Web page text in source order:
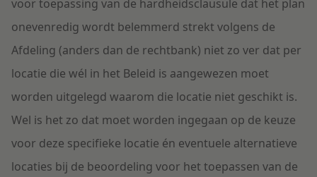
voor toepassing van de hardheidsclausule dat het plan
onevenredig wordt belemmerd strekt volgens de
Afdeling (anders dan de rechtbank) niet zo ver dat per
locatie die wél in het Beleid is aangewezen moet
worden uitgelegd waarom die locatie niet geschikt is.
Wel is het zo dat moet worden ingegaan op de keuze
voor deze specifieke locatie én eventuele alternatieve
locaties bij de beoordeling voor het toepassen van de